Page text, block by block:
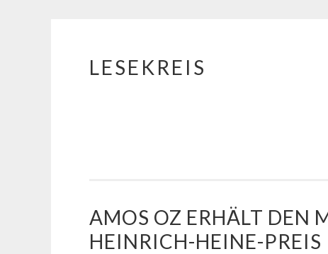
Springe
LESEKREIS
AMOS OZ ERHÄLT DEN
HEINRICH-HEINE-PREIS